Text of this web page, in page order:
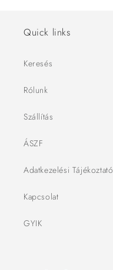
Quick links
Keresés
Rólunk
Szállítás
ÁSZF
Adatkezelési Tájékoztató
Kapcsolat
GYIK